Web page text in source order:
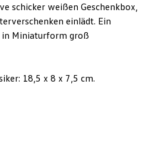
schicker weißen Geschenkbox,
einlädt. Ein
in Miniaturform groß
18,5 x 8 x 7,5 cm.